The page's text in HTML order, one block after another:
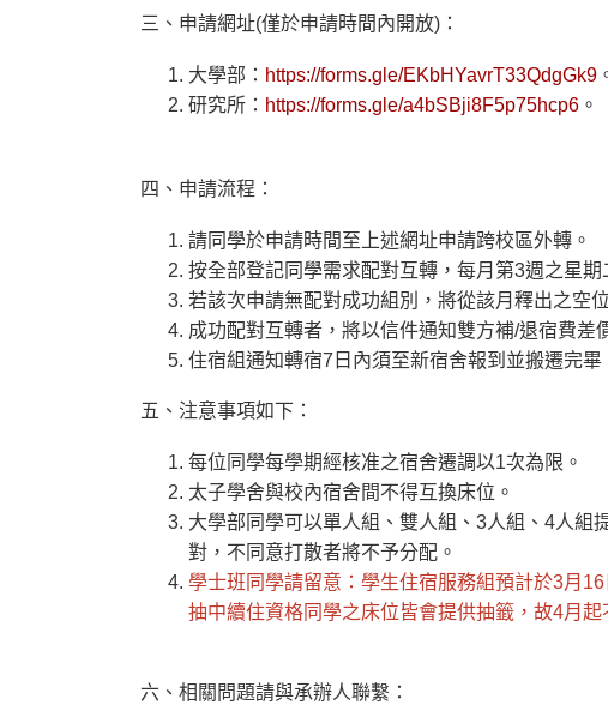
三、申請網址(僅於申請時間內開放)：
大學部： https://forms.gle/EKbHYavrT33QdgGk9
研究所： https://forms.gle/a4bSBji8F5p75hcp6 。
四、申請流程：
請同學於申請時間至上述網址申請跨校區外轉。
按全部登記同學需求配對互轉，每月第3週之星期
若該次申請無配對成功組別，將從該月釋出之空
成功配對互轉者，將以信件通知雙方補/退宿費差
住宿組通知轉宿7日內須至新宿舍報到並搬遷完畢
五、注意事項如下：
每位同學每學期經核准之宿舍遷調以1次為限。
太子學舍與校內宿舍間不得互換床位。
大學部同學可以單人組、雙人組、3人組、4人組
對，不同意打散者將不予分配。
學士班同學請留意：學生住宿服務組預計於3月
抽中續住資格同學之床位皆會提供抽籤，故4月
六、相關問題請與承辦人聯繫：